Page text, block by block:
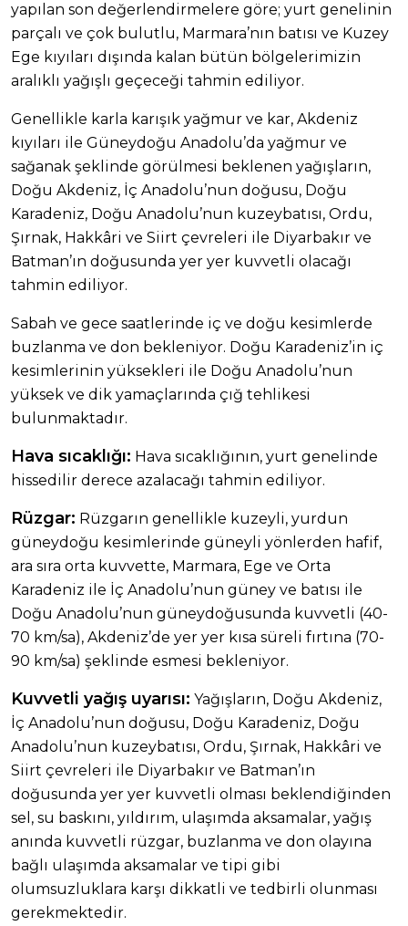
yapılan son değerlendirmelere göre; yurt genelinin
parçalı ve çok bulutlu, Marmara’nın batısı ve Kuzey
Ege kıyıları dışında kalan bütün bölgelerimizin
aralıklı yağışlı geçeceği tahmin ediliyor.
Genellikle karla karışık yağmur ve kar, Akdeniz
kıyıları ile Güneydoğu Anadolu’da yağmur ve
sağanak şeklinde görülmesi beklenen yağışların,
Doğu Akdeniz, İç Anadolu’nun doğusu, Doğu
Karadeniz, Doğu Anadolu’nun kuzeybatısı, Ordu,
Şırnak, Hakkâri ve Siirt çevreleri ile Diyarbakır ve
Batman’ın doğusunda yer yer kuvvetli olacağı
tahmin ediliyor.
Sabah ve gece saatlerinde iç ve doğu kesimlerde
buzlanma ve don bekleniyor. Doğu Karadeniz’in iç
kesimlerinin yüksekleri ile Doğu Anadolu’nun
yüksek ve dik yamaçlarında çığ tehlikesi
bulunmaktadır.
Hava sıcaklığı: Hava sıcaklığının, yurt genelinde
hissedilir derece azalacağı tahmin ediliyor.
Rüzgar: Rüzgarın genellikle kuzeyli, yurdun
güneydoğu kesimlerinde güneyli yönlerden hafif,
ara sıra orta kuvvette, Marmara, Ege ve Orta
Karadeniz ile İç Anadolu’nun güney ve batısı ile
Doğu Anadolu’nun güneydoğusunda kuvvetli (40-
70 km/sa), Akdeniz’de yer yer kısa süreli fırtına (70-
90 km/sa) şeklinde esmesi bekleniyor.
Kuvvetli yağış uyarısı: Yağışların, Doğu Akdeniz,
İç Anadolu’nun doğusu, Doğu Karadeniz, Doğu
Anadolu’nun kuzeybatısı, Ordu, Şırnak, Hakkâri ve
Siirt çevreleri ile Diyarbakır ve Batman’ın
doğusunda yer yer kuvvetli olması beklendiğinden
sel, su baskını, yıldırım, ulaşımda aksamalar, yağış
anında kuvvetli rüzgar, buzlanma ve don olayına
bağlı ulaşımda aksamalar ve tipi gibi
olumsuzluklara karşı dikkatli ve tedbirli olunması
gerekmektedir.